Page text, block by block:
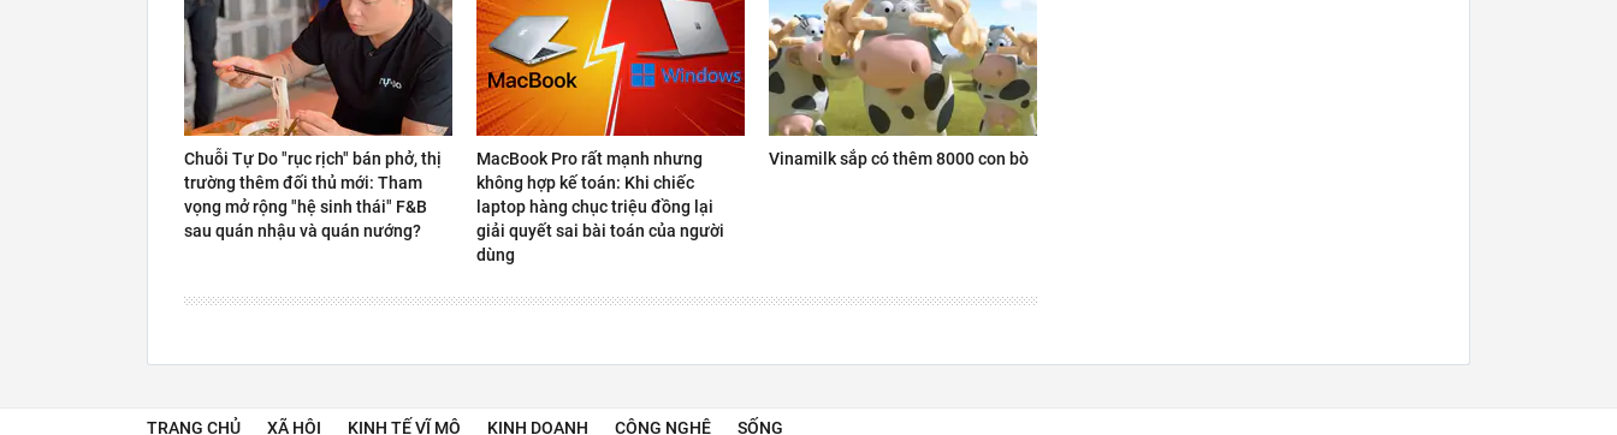
Chuỗi Tự Do "rục rịch" bán phở, thị
trường thêm đối thủ mới: Tham
vọng mở rộng "hệ sinh thái" F&B
sau quán nhậu và quán nướng?
MacBook Pro rất mạnh nhưng
không hợp kế toán: Khi chiếc
laptop hàng chục triệu đồng lại
giải quyết sai bài toán của người
dùng
Vinamilk sắp có thêm 8000 con bò
TRANG CHỦ XÃ HỘI KINH TẾ VĨ MÔ KINH DOANH CÔNG NGHỆ SỐNG